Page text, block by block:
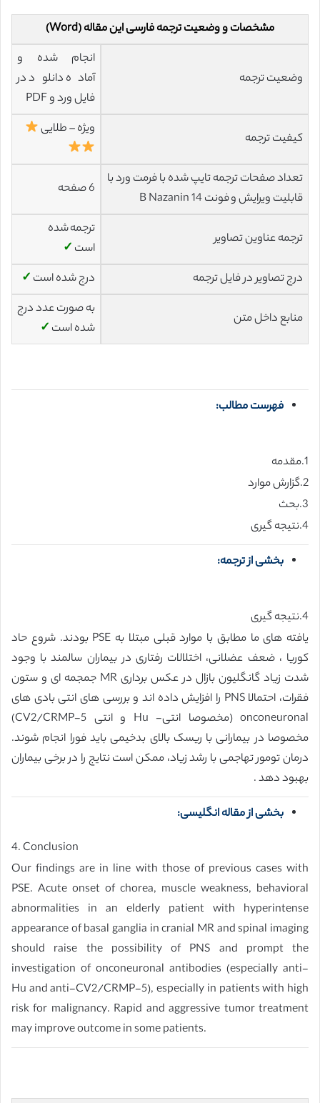
مشخصات و وضعیت ترجمه فارسی این مقاله (Word)
وضعیت ترجمه
انجام شده و
آماده دانلود در
فایل ورد و PDF
کیفیت ترجمه
ویژه – طلایی
تعداد صفحات ترجمه تایپ شده با فرمت ورد با
قابلیت ویرایش و فونت 14 B Nazanin
6 صفحه
ترجمه عناوین تصاویر
ترجمه شده
است ✓
درج تصاویر در فایل ترجمه
درج شده است ✓
منابع داخل متن
به صورت عدد درج
شده است ✓
فهرست مطالب:
1.مقدمه
2.گزارش موارد
3.بحث
4.نتیجه گیری
بخشی از ترجمه:
4.نتیجه گیری
یافته های ما مطابق با موارد قبلی مبتلا به PSE بودند. شروع حاد
کوریا ، ضعف عضلانی، اختلالات رفتاری در بیماران سالمند با وجود
شدت زیاد گانگلیون بازال در عکس برداری MR جمجمه ای و ستون
فقرات، احتمالا PNS را افزایش داده اند و بررسی های انتی بادی های
onconeuronal (مخصوصا انتی- Hu و انتی CV2/CRMP-5)
مخصوصا در بیمارانی با ریسک بالای بدخیمی باید فورا انجام شوند.
درمان تومور تهاجمی با رشد زیاد، ممکن است نتایج را در برخی بیماران
بهبود دهد .
بخشی از مقاله انگلیسی:
4. Conclusion
Our findings are in line with those of previous cases with
PSE. Acute onset of chorea, muscle weakness, behavioral
abnormalities in an elderly patient with hyperintense
appearance of basal ganglia in cranial MR and spinal imaging
should raise the possibility of PNS and prompt the
investigation of onconeuronal antibodies (especially anti-
Hu and anti-CV2/CRMP-5), especially in patients with high
risk for malignancy. Rapid and aggressive tumor treatment
may improve outcome in some patients.